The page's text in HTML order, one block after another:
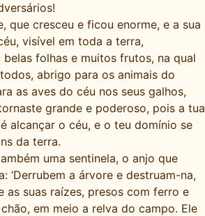
que cresceu e ficou enorme, e a sua
visível em toda a terra,
folhas e muitos frutos, na qual
abrigo para os animais do
as aves do céu nos seus galhos,
grande e poderoso, pois a tua
alcançar o céu, e o teu domínio se
da terra.
uma sentinela, o anjo que
‘Derrubem a árvore e destruam-na,
as suas raízes, presos com ferro e
em meio a relva do campo. Ele